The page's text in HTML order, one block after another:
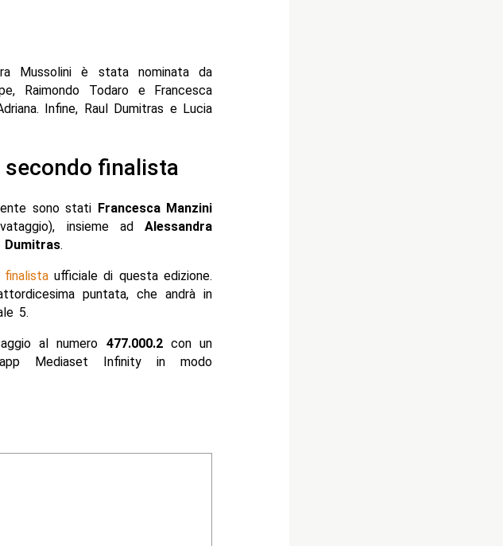
Mussolini è stata nominata da
Raimondo Todaro e Francesca
Infine, Raul Dumitras e Lucia
finalista
sono stati Francesca Manzini
insieme ad
Alessandra
Dumitras.
finalistaufficiale di questa edizione.
puntata, che andrà in
5.
al numero 477.000.2con un
Mediaset Infinity in modo